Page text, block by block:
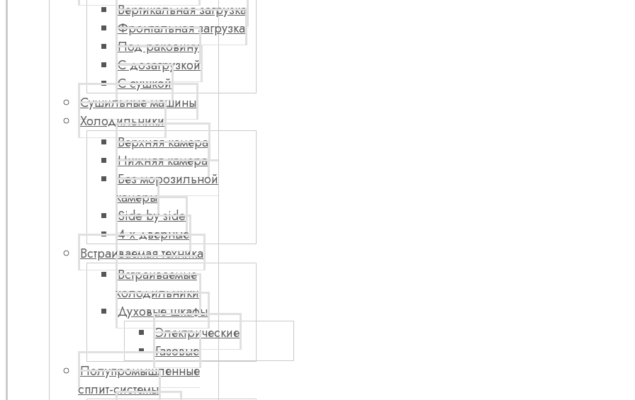
Вертикальная загрузка
Фронтальная загрузка
Под раковину
С дозагрузкой
С сушкой
Сушильные машины
Холодильники
Верхняя камера
Нижняя камера
Без морозильной
камеры
Side by side
4-х дверные
Встраиваемая техника
Встраиваемые
холодильники
Духовые шкафы
Электрические
Газовые
Полупромышленные
сплит-системы